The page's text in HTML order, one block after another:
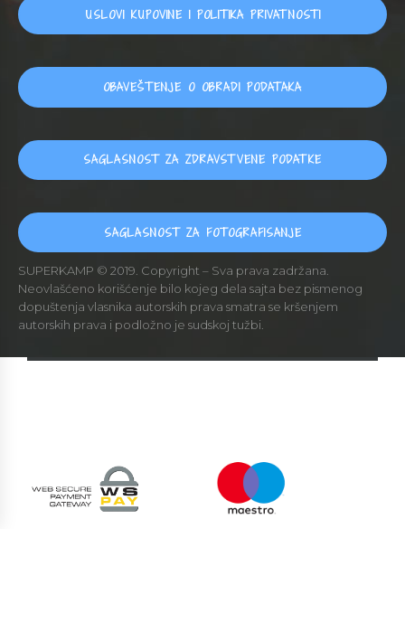
USLOVI KUPOVINE I POLITIKA PRIVATNOSTI
OBAVEŠTENJE O OBRADI PODATAKA
SAGLASNOST ZA ZDRAVSTVENE PODATKE
SAGLASNOST ZA FOTOGRAFISANJE
SUPERKAMP © 2019. Copyright – Sva prava zadržana.
Neovlašćeno korišćenje bilo kojeg dela sajta bez pismenog
dopuštenja vlasnika autorskih prava smatra se kršenjem
autorskih prava i podložno je sudskoj tužbi.